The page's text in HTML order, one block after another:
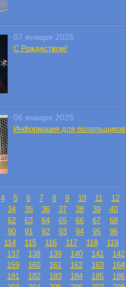
07 января 2025
С Рождеством!
06 января 2025
Информация для болельщиков
4 5 6 7 8 9 10 11 12
34 35 36 37 38 39 40
62 63 64 65 66 67 68
90 91 92 93 94 95 96
114 115 116 117 118 119
137 138 139 140 141 142
159 160 161 162 163 164
181 182 183 184 185 186